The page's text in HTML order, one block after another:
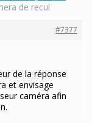
de recul
#7377
de la réponse
et envisage
caméra afin